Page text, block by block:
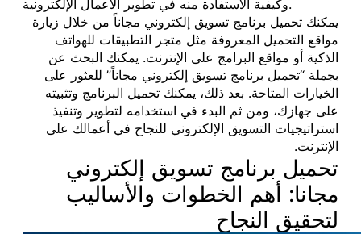
وكيفية الاستفادة منه في تطوير الأعمال الإلكترونية.
يمكنك تحميل برنامج تسويق إلكتروني مجاناً من خلال زيارة
مواقع التحميل المعروفة مثل متجر التطبيقات للهواتف
الذكية أو مواقع البرامج على الإنترنت. يمكنك البحث عن
بجملة “تحميل برنامج تسويق إلكتروني مجاناً” للعثور على
الخيارات المتاحة. بعد ذلك، يمكنك تحميل البرنامج وتثبيته
على جهازك، ومن ثم البدء في استخدامه لتطوير وتنفيذ
استراتيجيات التسويق الإلكتروني للنجاح في أعمالك على
الإنترنت.
تحميل برنامج تسويق إلكتروني
مجانا: أهم الخطوات والأساليب
لتحقيق النجاح